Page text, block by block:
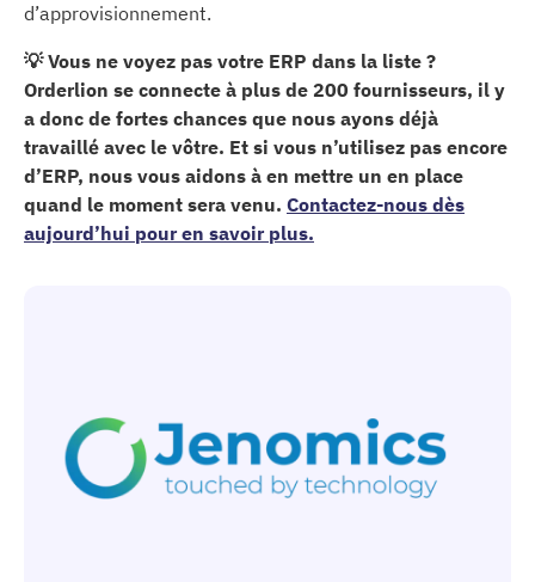
d’approvisionnement.
💡 Vous ne voyez pas votre ERP dans la liste ?
Orderlion se connecte à plus de 200 fournisseurs, il y
a donc de fortes chances que nous ayons déjà
travaillé avec le vôtre. Et si vous n’utilisez pas encore
d’ERP, nous vous aidons à en mettre un en place
quand le moment sera venu. Contactez-nous dès
aujourd’hui pour en savoir plus.